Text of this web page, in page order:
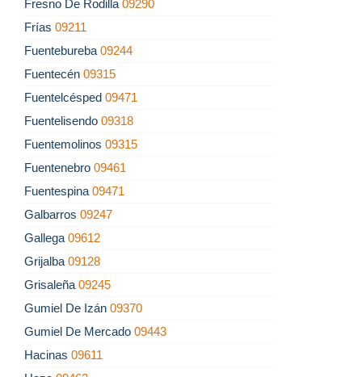
Fresno De Rodilla 09290
Frías 09211
Fuentebureba 09244
Fuentecén 09315
Fuentelcésped 09471
Fuentelisendo 09318
Fuentemolinos 09315
Fuentenebro 09461
Fuentespina 09471
Galbarros 09247
Gallega 09612
Grijalba 09128
Grisaleña 09245
Gumiel De Izán 09370
Gumiel De Mercado 09443
Hacinas 09611